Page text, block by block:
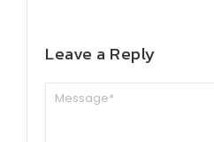
Leave a Reply